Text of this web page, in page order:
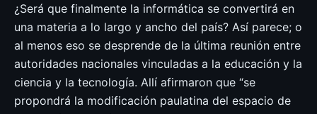
¿Será que finalmente la informática se convertirá en
una materia a lo largo y ancho del país? Así parece; o
al menos eso se desprende de la última reunión entre
autoridades nacionales vinculadas a la educación y la
ciencia y la tecnología. Allí afirmaron que “se
propondrá la modificación paulatina del espacio de